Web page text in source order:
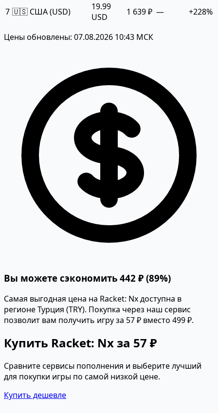
7 🇺🇸 США (USD)
19.99
USD
1 639 ₽ — +228%
Цены обновлены: 07.08.2026 10:43 МСК
Вы можете сэкономить 442 ₽ (89%)
Самая выгодная цена на Racket: Nx доступна в
регионе Турция (TRY). Покупка через наш сервис
позволит вам получить игру за 57 ₽ вместо 499 ₽.
Купить Racket: Nx за 57 ₽
Сравните сервисы пополнения и выберите лучший
для покупки игры по самой низкой цене.
Купить дешевле